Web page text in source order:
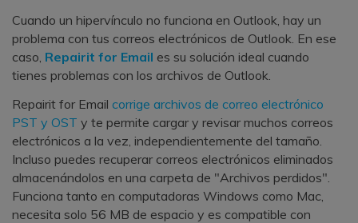
Cuando un hipervínculo no funciona en Outlook, hay un
problema con tus correos electrónicos de Outlook. En ese
caso, Repairit for Email es su solución ideal cuando
tienes problemas con los archivos de Outlook.
Repairit for Email corrige archivos de correo electrónico
PST y OST y te permite cargar y revisar muchos correos
electrónicos a la vez, independientemente del tamaño.
Incluso puedes recuperar correos electrónicos eliminados
almacenándolos en una carpeta de "Archivos perdidos".
Funciona tanto en computadoras Windows como Mac,
necesita solo 56 MB de espacio y es compatible con